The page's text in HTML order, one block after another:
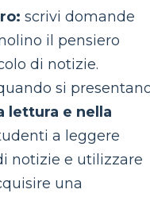
scrivi domande
il pensiero
di notizie.
si
lettura e nella
a leggere
notizie e utilizzare
una